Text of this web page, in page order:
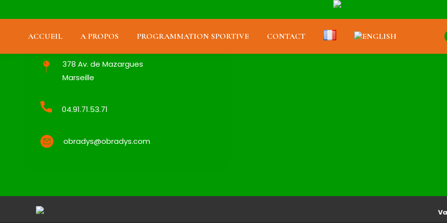
ACCUEIL A PROPOS PROGRAMMATION SPORTIVE CONTACT
378 Av. de Mazargues
Marseille
04.91.71.53.71
obradys@obradys.com